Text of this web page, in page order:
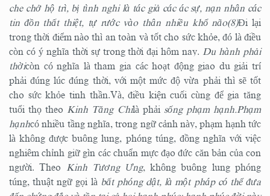
che chở hộ trì, bị tình nghi là tác giả các ác sự, nạn nhân các
tin đồn thất thiệt, tự rước vào thân nhiều khổ não(8)Đi lại
trong thời điểm nào thì an toàn và tốt cho sức khỏe, đó là điều
còn có ý nghĩa thời sự trong thời đại hôm nay.Du hành phải
thờicòn có nghĩa là tham gia các hoạt động giao du giải trí
phải đúng lúc đúng thời, với một mức độ vừa phải thì sẽ tốt
cho sức khỏe tinh thần.Và, điều kiện cuối cùng để gia tăng
tuổi thọ theo Kinh Tăng Chilà phải sống phạm hạnh.Phạm
hạnhcó nhiều tầng nghĩa, trong ngữ cảnh này, phạm hạnh tức
là không được buông lung, phóng túng, đồng nghĩa với việc
nghiêm chỉnh giữ gìn các chuẩn mực đạo đức căn bản của con
người. Theo Kinh Tương Ưng, không buông lung phóng
túng, thuật ngữ gọi là bất phóng dật, là một pháp có thể đưa